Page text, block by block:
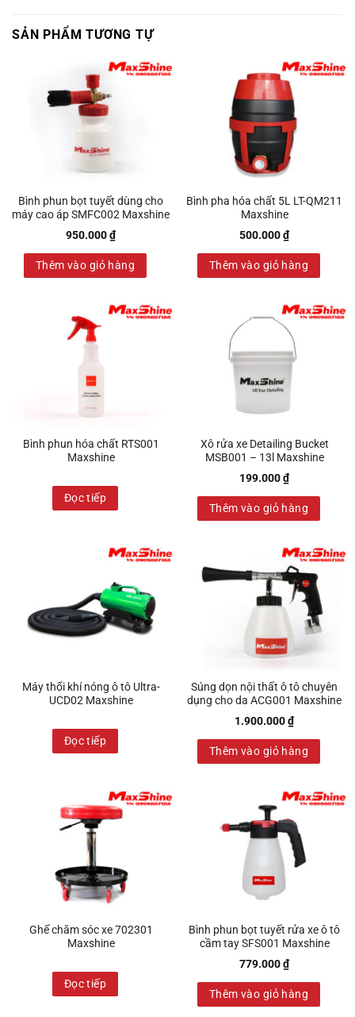
SẢN PHẨM TƯƠNG TỰ
Bình phun bọt tuyết dùng cho
máy cao áp SMFC002 Maxshine
950.000₫
Thêm vào giỏ hàng
Bình pha hóa chất 5L LT-QM211
Maxshine
500.000₫
Thêm vào giỏ hàng
Bình phun hóa chất RTS001
Maxshine
Đọc tiếp
Xô rửa xe Detailing Bucket
MSB001 – 13l Maxshine
199.000₫
Thêm vào giỏ hàng
Máy thổi khí nóng ô tô Ultra-
UCD02 Maxshine
Đọc tiếp
Súng dọn nội thất ô tô chuyên
dụng cho da ACG001 Maxshine
1.900.000₫
Thêm vào giỏ hàng
Ghế chăm sóc xe 702301
Maxshine
Đọc tiếp
Bình phun bọt tuyết rửa xe ô tô
cầm tay SFS001 Maxshine
779.000₫
Thêm vào giỏ hàng